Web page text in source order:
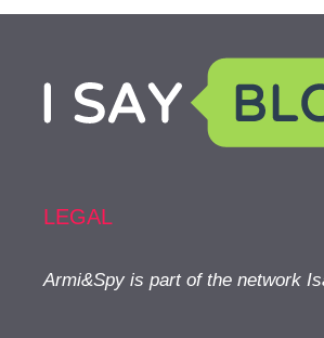
LEGAL
Armi&Spy is part of the network